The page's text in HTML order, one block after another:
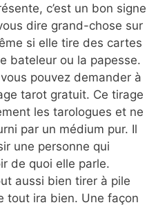
c’est un bon signe
dire grand-chose sur
si elle tire des cartes
bateleur ou la papesse.
pouvez demander à
tarot gratuit. Ce tirage
les tarologues et ne
par un médium pur. Il
une personne qui
de quoi elle parle.
aussi bien tirer à pile
tout ira bien. Une façon